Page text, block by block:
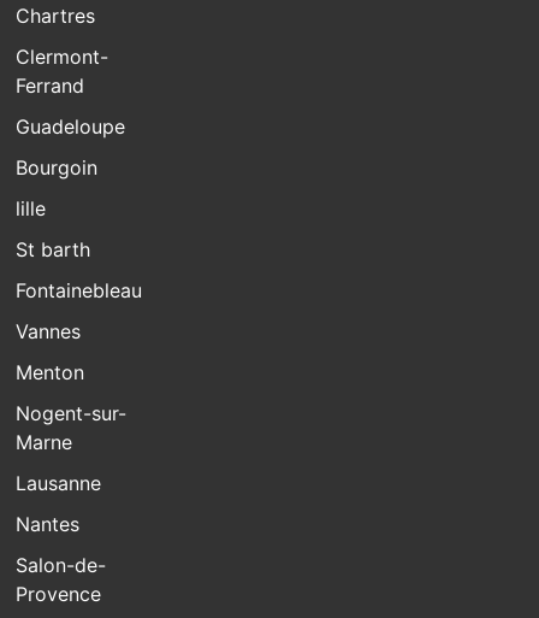
Chartres
Clermont-
Ferrand
Guadeloupe
Bourgoin
lille
St barth
Fontainebleau
Vannes
Menton
Nogent-sur-
Marne
Lausanne
Nantes
Salon-de-
Provence